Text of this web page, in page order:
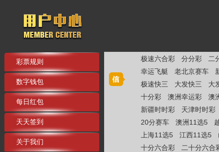
彩票规则
数字钱包
每日红包
天天签到
关于我们
极速六合彩 分分彩
二
幸运飞艇
老北京赛车
极速快三
大发快三
大
十分彩
澳洲幸运彩
澳
新疆时时彩
天津时时彩
20分赛车
澳洲11选5
上海11选5
江西11选5
十分六合彩
二十分六合